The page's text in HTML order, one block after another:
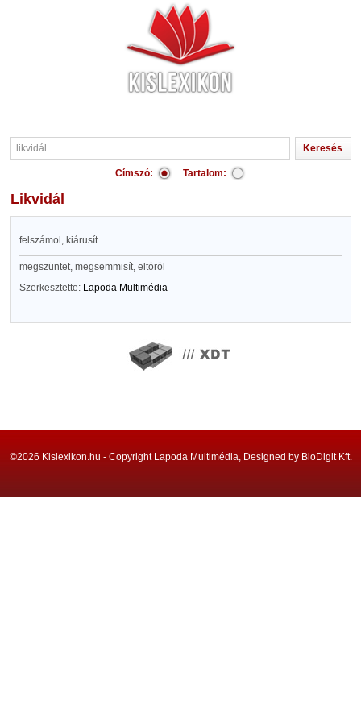
Címszó: Tartalom:
likvidál
felszámol, kiárusít
megszüntet, megsemmisít, eltöröl
Szerkesztette: Lapoda Multimédia
©2026 Kislexikon.hu - Copyright Lapoda Multimédia, Designed by BioDigit Kft.